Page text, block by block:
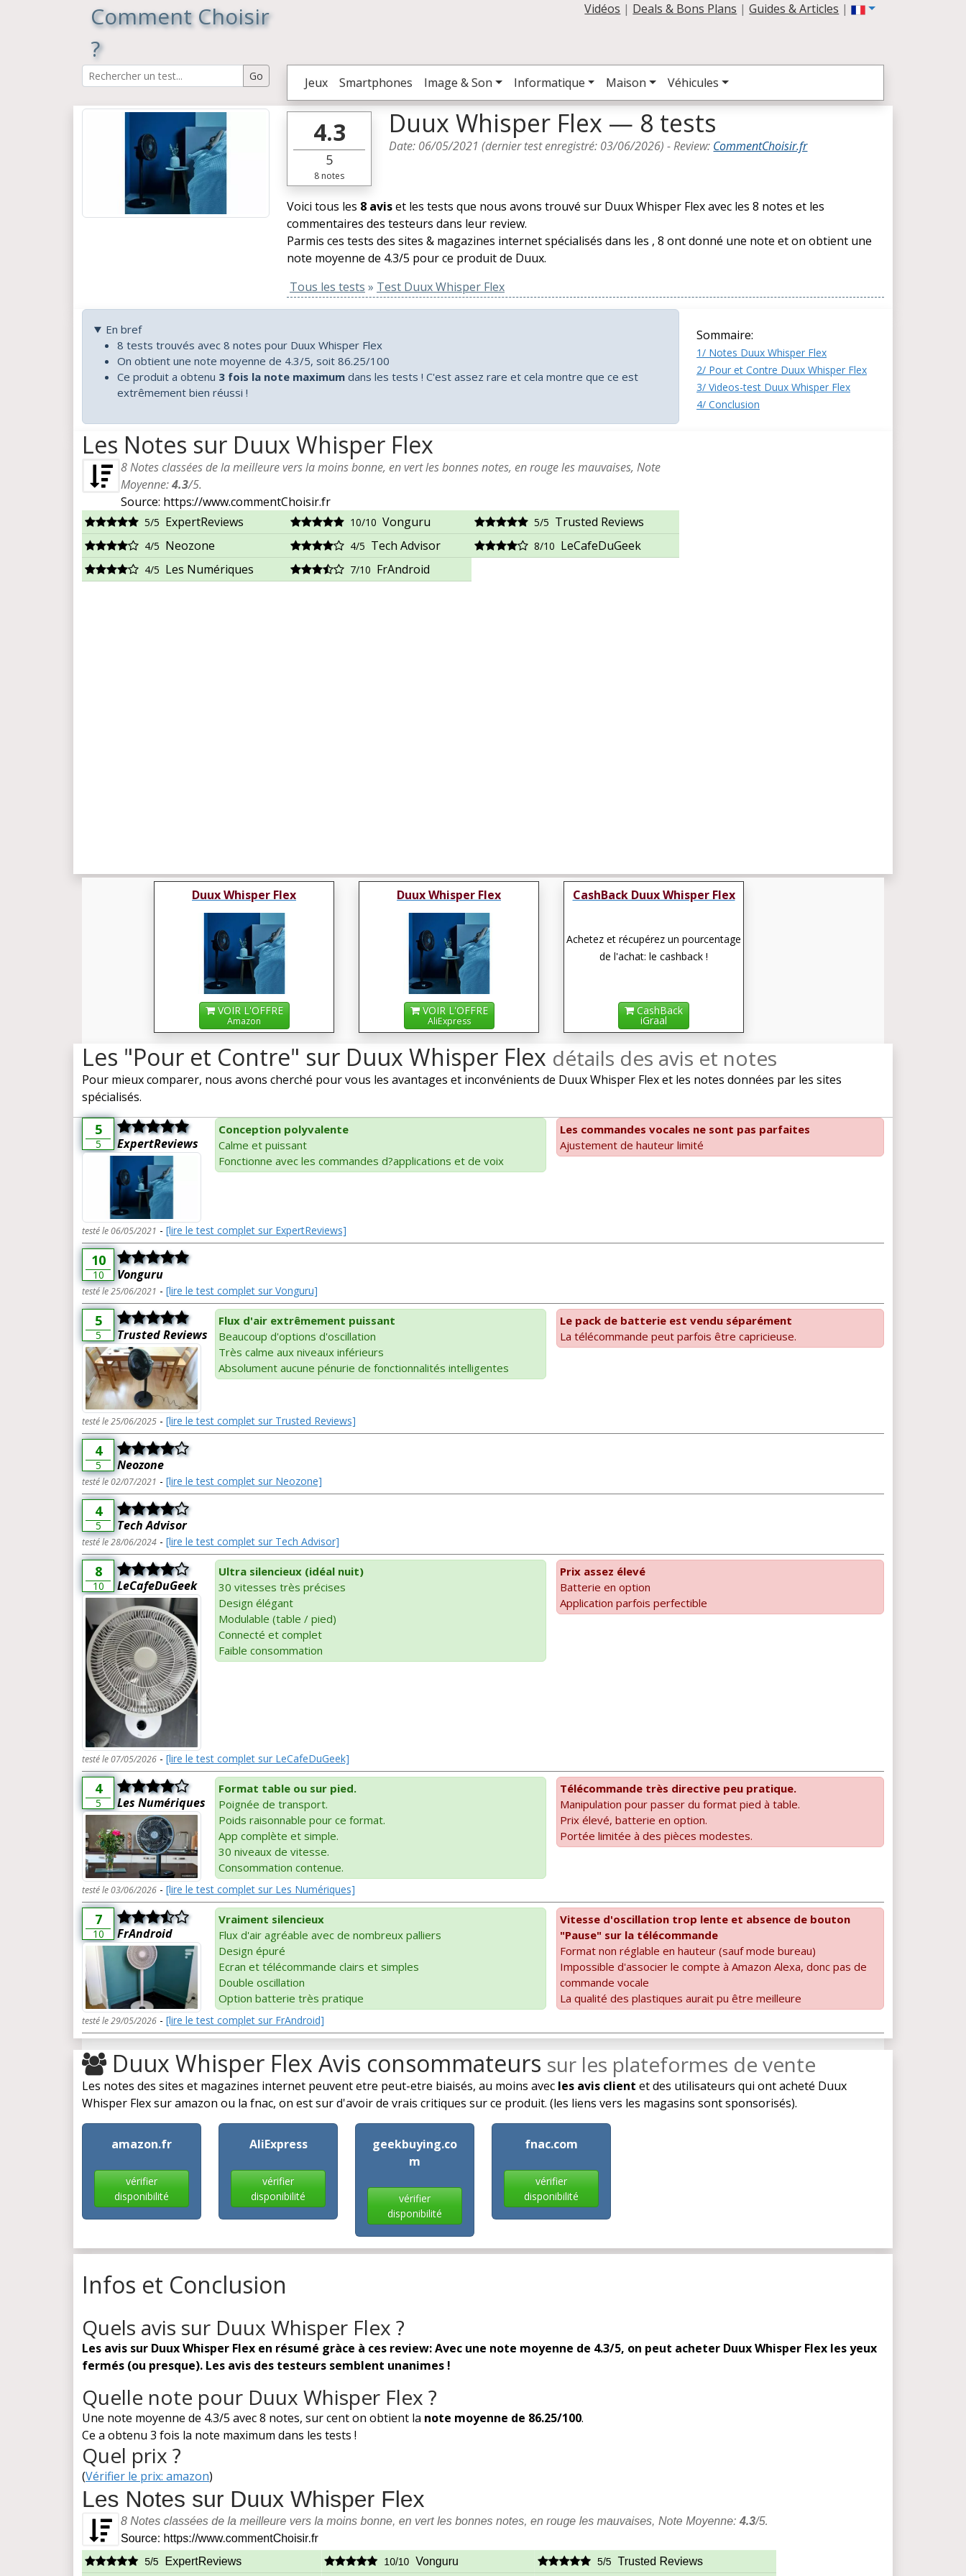
Comment Choisir
?
Vidéos | Deals & Bons Plans |Guides & Articles |
Jeux Smartphones Image & Son Informatique Maison Véhicules
4.3
5
8 notes
Duux Whisper Flex — 8 tests
Date: 06/05/2021 (dernier test enregistré: 03/06/2026) -Review: CommentChoisir.fr
Voici tous les 8 aviset les tests que nous avons trouvé sur Duux Whisper Flex avec les 8 notes et les
commentaires des testeurs dans leur review.
Parmis ces tests des sites & magazines internet spécialisés dans les , 8 ont donné une note et on obtient une
note moyenne de 4.3/5 pour ce produit de Duux.
Tous les tests » Test Duux Whisper Flex
En bref
8 tests trouvés avec 8 notes pour Duux Whisper Flex
On obtient une note moyenne de 4.3/5, soit 86.25/100
Ce produit a obtenu 3 fois la note maximum dans les tests ! C'est assez rare et cela montre que ce est
extrêmement bien réussi !
Sommaire:
1/ Notes Duux Whisper Flex
2/ Pour et Contre Duux Whisper Flex
3/ Videos-test Duux Whisper Flex
4/ Conclusion
Les Notes sur Duux Whisper Flex
8Notes classées de la meilleure vers la moins bonne, en vert les bonnes notes, en rouge les mauvaises, Note
Moyenne:4.3/5.
Source: https://www.commentChoisir.fr
5/5 ExpertReviews 10/10 Vonguru 5/5 Trusted Reviews
4/5 Neozone 4/5 Tech Advisor 8/10 LeCafeDuGeek
4/5 Les Numériques 7/10 FrAndroid
Duux Whisper Flex
VOIR L'OFFRE
Amazon
Duux Whisper Flex
VOIR L'OFFRE
AliExpress
CashBack Duux Whisper Flex
Achetez et récupérez un pourcentage
de l'achat: le cashback !
CashBack
iGraal
Les "Pour et Contre" sur Duux Whisper Flex détails des avis et notes
Pour mieux comparer, nous avons cherché pour vous les avantages et inconvénients de Duux Whisper Flex et les notes données par les sites
spécialisés.
5
5 ExpertReviews
Conception polyvalente
Calme et puissant
Fonctionne avec les commandes d?applications et de voix
Les commandes vocales ne sont pas parfaites
Ajustement de hauteur limité
testé le 06/05/2021 - [lire le test complet sur ExpertReviews]
10
10 Vonguru
testé le 25/06/2021 - [lire le test complet sur Vonguru]
5
5 Trusted Reviews
Flux d'air extrêmement puissant
Beaucoup d'options d'oscillation
Très calme aux niveaux inférieurs
Absolument aucune pénurie de fonctionnalités intelligentes
Le pack de batterie est vendu séparément
La télécommande peut parfois être capricieuse.
testé le 25/06/2025 - [lire le test complet sur Trusted Reviews]
4
5 Neozone
testé le 02/07/2021 - [lire le test complet sur Neozone]
4
5 Tech Advisor
testé le 28/06/2024 - [lire le test complet sur Tech Advisor]
8
10 LeCafeDuGeek
Ultra silencieux (idéal nuit)
30 vitesses très précises
Design élégant
Modulable (table / pied)
Connecté et complet
Faible consommation
Prix assez élevé
Batterie en option
Application parfois perfectible
testé le 07/05/2026 - [lire le test complet sur LeCafeDuGeek]
4
5 Les Numériques
Format table ou sur pied.
Poignée de transport.
Poids raisonnable pour ce format.
App complète et simple.
30 niveaux de vitesse.
Consommation contenue.
Télécommande très directive peu pratique.
Manipulation pour passer du format pied à table.
Prix élevé, batterie en option.
Portée limitée à des pièces modestes.
testé le 03/06/2026 - [lire le test complet sur Les Numériques]
7
10 FrAndroid
Vraiment silencieux
Flux d'air agréable avec de nombreux palliers
Design épuré
Ecran et télécommande clairs et simples
Double oscillation
Option batterie très pratique
Vitesse d'oscillation trop lente et absence de bouton
"Pause" sur la télécommande
Format non réglable en hauteur (sauf mode bureau)
Impossible d'associer le compte à Amazon Alexa, donc pas de
commande vocale
La qualité des plastiques aurait pu être meilleure
testé le 29/05/2026 - [lire le test complet sur FrAndroid]
Duux Whisper Flex Avis consommateurs sur les plateformes de vente
Les notes des sites et magazines internet peuvent etre peut-etre biaisés, au moins avec les avis client et des utilisateurs qui ont acheté Duux
Whisper Flex sur amazon ou la fnac, on est sur d'avoir de vrais critiques sur ce produit. (les liens vers les magasins sont sponsorisés).
amazon.fr
vérifier
disponibilité
AliExpress
vérifier
disponibilité
geekbuying.co
m
vérifier
disponibilité
fnac.com
vérifier
disponibilité
Infos et Conclusion
Quels avis sur Duux Whisper Flex ?
Les avis sur Duux Whisper Flex en résumé gràce à ces review: Avec une note moyenne de 4.3/5, on peut acheter Duux Whisper Flex les yeux
fermés (ou presque). Les avis des testeurs semblent unanimes !
Quelle note pour Duux Whisper Flex ?
Une note moyenne de 4.3/5 avec 8 notes, sur cent on obtient la note moyenne de 86.25/100.
Ce a obtenu 3 fois la note maximum dans les tests !
Quel prix ?
(Vérifier le prix: amazon)